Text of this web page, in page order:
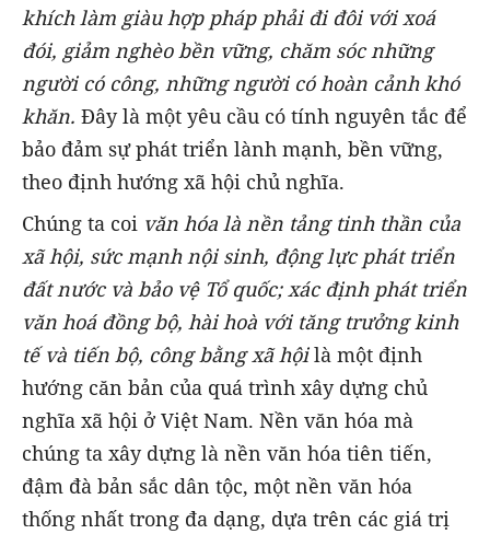
khích làm giàu hợp pháp phải đi đôi với xoá
đói, giảm nghèo bền vững, chăm sóc những
người có công, những người có hoàn cảnh khó
khăn. Đây là một yêu cầu có tính nguyên tắc để
bảo đảm sự phát triển lành mạnh, bền vững,
theo định hướng xã hội chủ nghĩa.
Chúng ta coi văn hóa là nền tảng tinh thần của
xã hội, sức mạnh nội sinh, động lực phát triển
đất nước và bảo vệ Tổ quốc; xác định phát triển
văn hoá đồng bộ, hài hoà với tăng trưởng kinh
tế và tiến bộ, công bằng xã hộilà một định
hướng căn bản của quá trình xây dựng chủ
nghĩa xã hội ở Việt Nam. Nền văn hóa mà
chúng ta xây dựng là nền văn hóa tiên tiến,
đậm đà bản sắc dân tộc, một nền văn hóa
thống nhất trong đa dạng, dựa trên các giá trị